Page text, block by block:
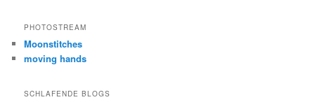
PHOTOSTREAM
Moonstitches
moving hands
SCHLAFENDE BLOGS